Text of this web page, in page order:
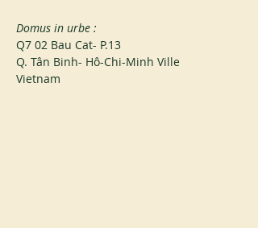
Domus in urbe :
Q7 02 Bau Cat- P.13
Q. Tân Binh- Hô-Chi-Minh Ville
Vietnam